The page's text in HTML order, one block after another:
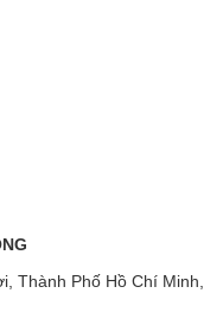
Thành Phố Hồ Chí Minh,